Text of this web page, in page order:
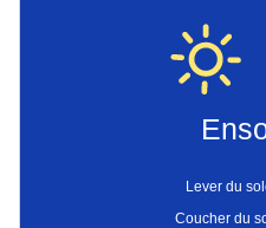
Lever du
Coucher du